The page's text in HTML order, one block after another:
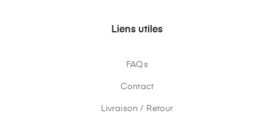
Liens utiles
FAQs
Contact
Livraison / Retour